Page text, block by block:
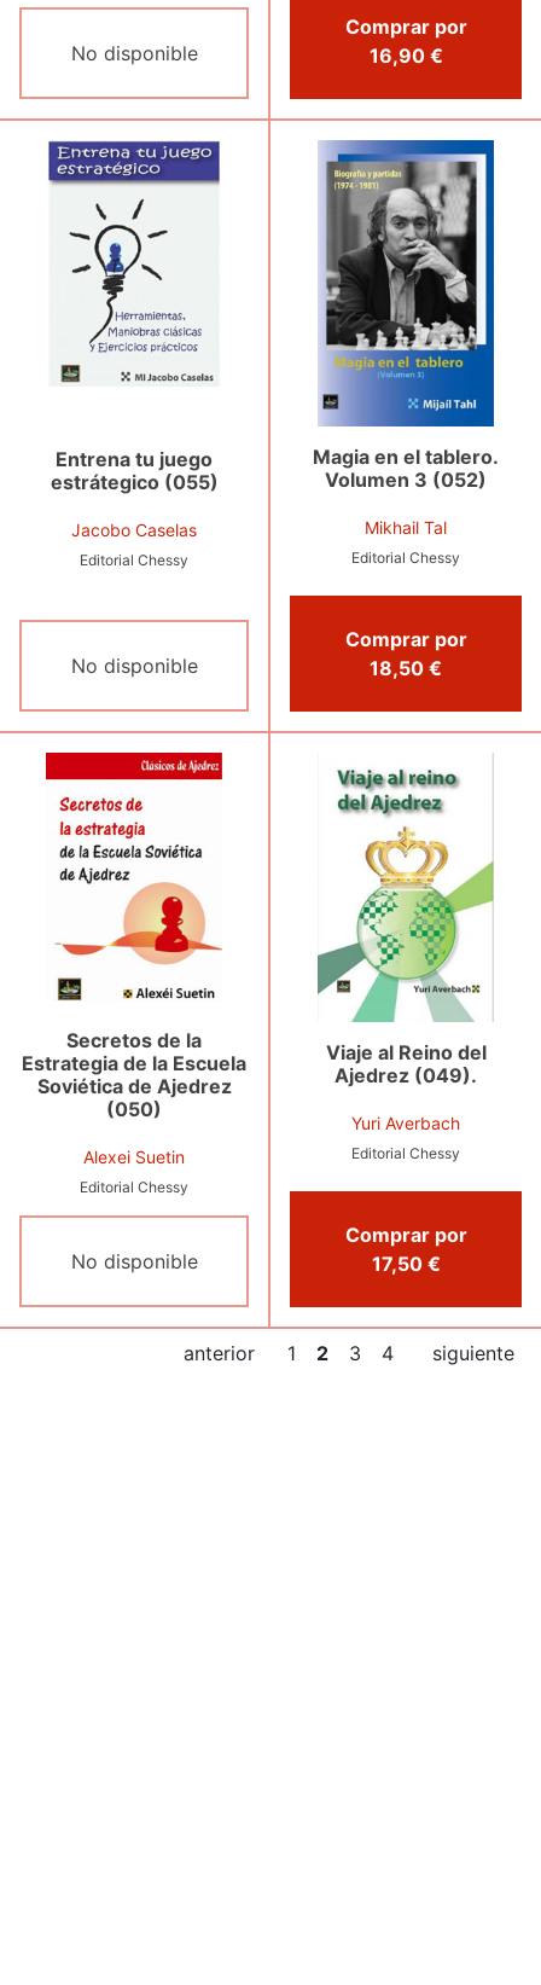
No disponible
Comprar por
16,90 €
Entrena tu juego
estrátegico (055)
Jacobo Caselas
Editorial Chessy
No disponible
Magia en el tablero.
Volumen 3 (052)
Mikhail Tal
Editorial Chessy
Comprar por
18,50 €
Secretos de la
Estrategia de la Escuela
Soviética de Ajedrez
(050)
Alexei Suetin
Editorial Chessy
No disponible
Viaje al Reino del
Ajedrez (049).
Yuri Averbach
Editorial Chessy
Comprar por
17,50 €
anterior 1 2 3 4 siguiente